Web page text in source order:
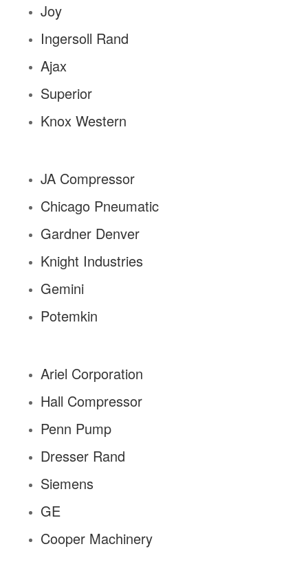
Joy
Ingersoll Rand
Ajax
Superior
Knox Western
JA Compressor
Chicago Pneumatic
Gardner Denver
Knight Industries
Gemini
Potemkin
Ariel Corporation
Hall Compressor
Penn Pump
Dresser Rand
Siemens
GE
Cooper Machinery